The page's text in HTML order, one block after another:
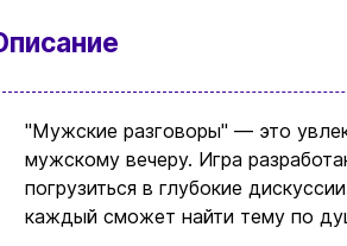
"Мужские разговоры" — это
мужскому вечеру. Игра
погрузиться в глубокие
каждый сможет найти тему по